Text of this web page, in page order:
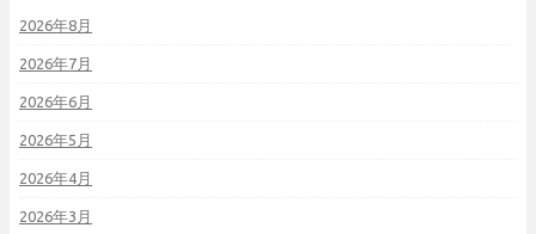
2026年8月
2026年7月
2026年6月
2026年5月
2026年4月
2026年3月